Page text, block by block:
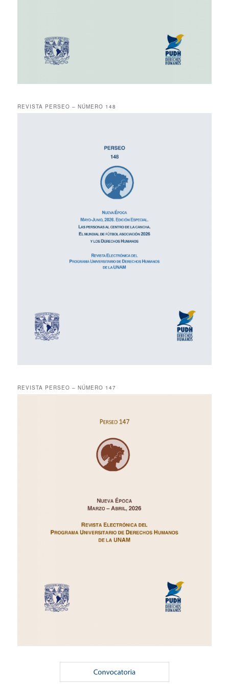
REVISTA PERSEO – NÚMERO 148
REVISTA PERSEO – NÚMERO 147